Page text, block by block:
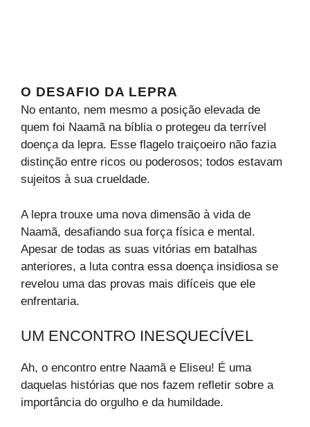
O DESAFIO DA LEPRA
No entanto, nem mesmo a posição elevada de
quem foi Naamã na bíblia o protegeu da terrível
doença da lepra. Esse flagelo traiçoeiro não fazia
distinção entre ricos ou poderosos; todos estavam
sujeitos à sua crueldade.
A lepra trouxe uma nova dimensão à vida de
Naamã, desafiando sua força física e mental.
Apesar de todas as suas vitórias em batalhas
anteriores, a luta contra essa doença insidiosa se
revelou uma das provas mais difíceis que ele
enfrentaria.
UM ENCONTRO INESQUECÍVEL
Ah, o encontro entre Naamã e Eliseu! É uma
daquelas histórias que nos fazem refletir sobre a
importância do orgulho e da humildade.